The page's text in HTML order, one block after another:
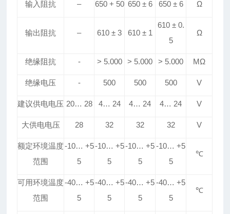
输入阻抗 – 650 + 50 650 ±6 650 ±6 Ω
输出阻抗 – 610± 3 610 ±1
610 ±0.
5
Ω
绝缘阻抗 - > 5.000 > 5.000 > 5.000 MΩ
绝缘电压 - 500 500 500 V
建议供电电压 20… 28 4… 24 4… 24 4… 24 V
大供电电压 28 32 32 32 V
额定环境温度
范围
-10… +5
5
-10… +5
5
-10… +5
5
-10… +5
5
℃
可用环境温度
范围
-40… +5
5
-40… +5
5
-40… +5
5
-40… +5
5
℃